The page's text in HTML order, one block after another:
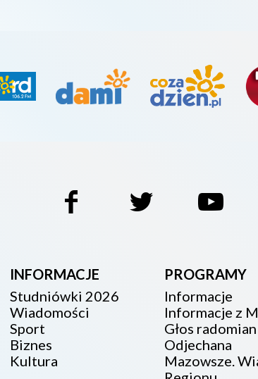
INFORMACJE
Studniówki 2026
Wiadomości
Sport
Biznes
Kultura
PROGRAMY
Informacje
Informacje z
Głos radomian
Odjechana
Mazowsze.